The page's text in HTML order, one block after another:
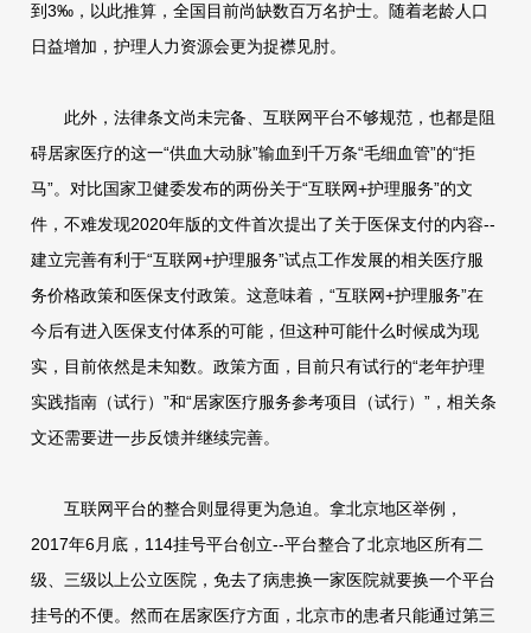
到3‰，以此推算，全国目前尚缺数百万名护士。随着老龄人口
日益增加，护理人力资源会更为捉襟见肘。
此外，法律条文尚未完备、互联网平台不够规范，也都是阻
碍居家医疗的这一“供血大动脉”输血到千万条“毛细血管”的“拒
马”。对比国家卫健委发布的两份关于“互联网+护理服务”的文
件，不难发现2020年版的文件首次提出了关于医保支付的内容--
建立完善有利于“互联网+护理服务”试点工作发展的相关医疗服
务价格政策和医保支付政策。这意味着，“互联网+护理服务”在
今后有进入医保支付体系的可能，但这种可能什么时候成为现
实，目前依然是未知数。政策方面，目前只有试行的“老年护理
实践指南（试行）”和“居家医疗服务参考项目（试行）”，相关条
文还需要进一步反馈并继续完善。
互联网平台的整合则显得更为急迫。拿北京地区举例，
2017年6月底，114挂号平台创立--平台整合了北京地区所有二
级、三级以上公立医院，免去了病患换一家医院就要换一个平台
挂号的不便。然而在居家医疗方面，北京市的患者只能通过第三